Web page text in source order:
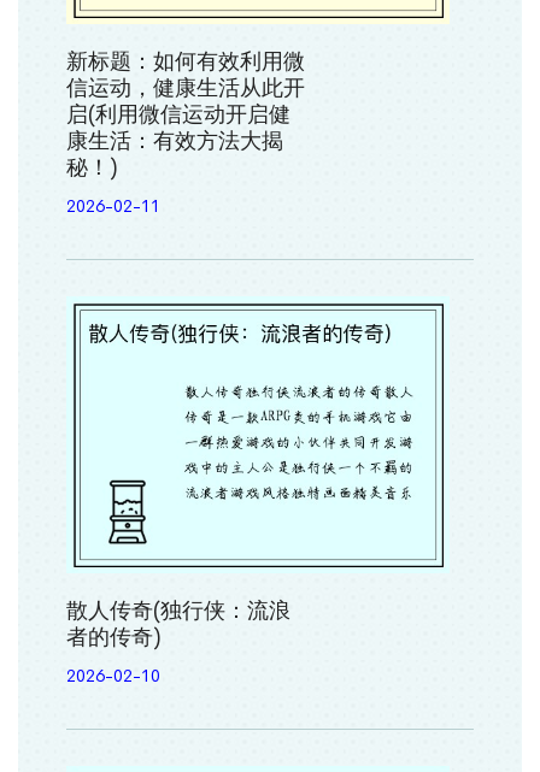
新标题：如何有效利用微
信运动，健康生活从此开
启(利用微信运动开启健
康生活：有效方法大揭
秘！)
2026-02-11
散人传奇(独行侠：流浪
者的传奇)
2026-02-10